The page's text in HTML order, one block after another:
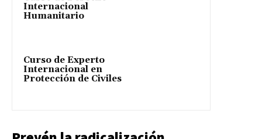
Internacional
Humanitario
Curso de Experto
Internacional en
Protección de Civiles